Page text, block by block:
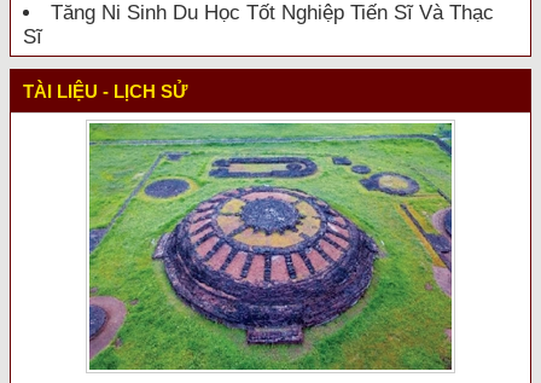
Tăng Ni Sinh Du Học Tốt Nghiệp Tiến Sĩ Và Thạc
Sĩ
TÀI LIỆU - LỊCH SỬ